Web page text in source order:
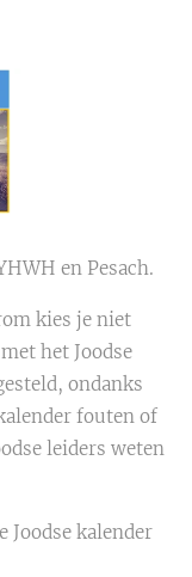
en Pesach.
kies je niet
het Joodse
ondanks
fouten of
leiders weten
Joodse kalender